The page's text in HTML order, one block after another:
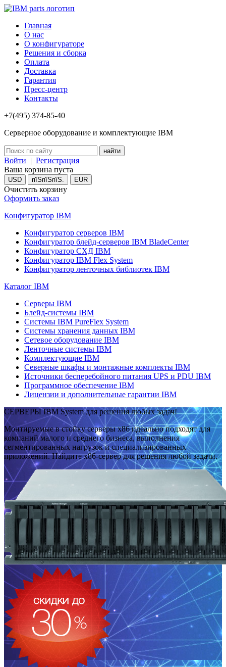
Главная
О нас
О конфигураторе
Решения и сборка
Оплата
Доставка
Гарантия
Пресс-центр
Контакты
+7(495) 374-85-40
Серверное оборудование и комплектующие IBM
Войти | Регистрация
Ваша корзина пуста
USD пїЅпїЅпїЅ. EUR
Очистить корзину
Оформить заказ
Конфигуратор IBM
Конфигуратор серверов IBM
Конфигуратор блейд-серверов IBM BladeCenter
Конфигуратор СХД IBM
Конфигуратор IBM Flex System
Конфигуратор ленточных библиотек IBM
Каталог IBM
Серверы IBM
Блейд-системы IBM
Системы IBM PureFlex System
Системы хранения данных IBM
Сетевое оборудование IBM
Ленточные системы IBM
Комплектующие IBM
Северные шкафы и монтажные комплекты IBM
Источники бесперебойного питания UPS и PDU IBM
Программное обеспечение IBM
Лицензии и дополнительные гарантии IBM
СЕРВЕРЫ IBM System для решения любых задач!
Монтируемые в стойку серверы x86 идеально подходят для
компаний малого и среднего бизнеса, выполнения
сегментированных нагрузок и специализированных
приложений. Найдите x86-сервер для решения любой задачи.